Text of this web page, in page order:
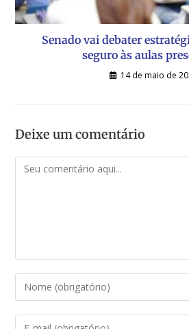
Senado vai debater
seguro às aulas
14 de maio de
Deixe um comentário